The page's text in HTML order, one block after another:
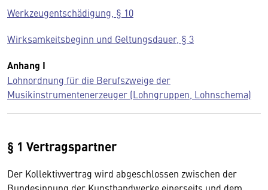
Werkzeugentschädigung, § 10
Wirksamkeitsbeginn und Geltungsdauer, § 3
Anhang I
Lohnordnung für die Berufszweige der
Musikinstrumentenerzeuger (Lohngruppen, Lohnschema)
§ 1 Vertragspartner
Der Kollektivvertrag wird abgeschlossen zwischen der